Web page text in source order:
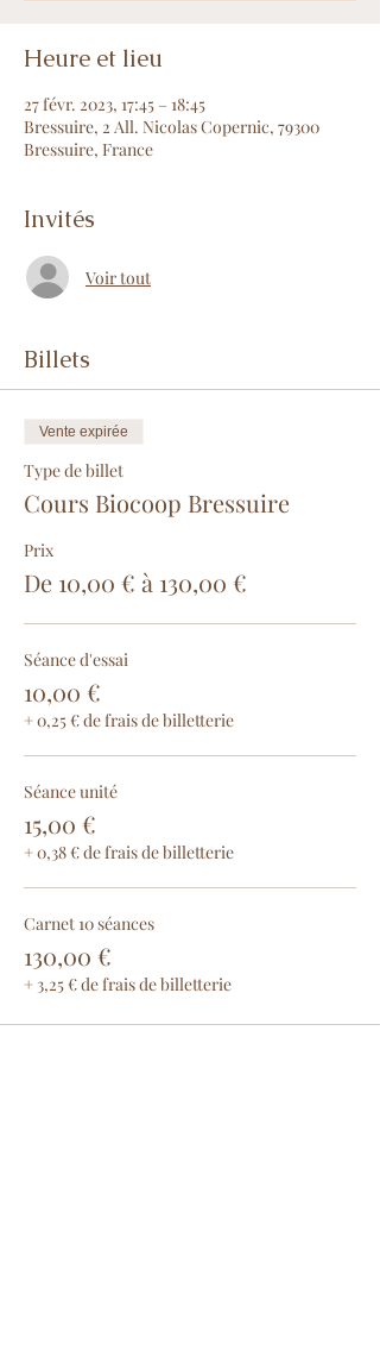
Heure et lieu
27 févr. 2023, 17:45 – 18:45
Bressuire, 2 All. Nicolas Copernic, 79300
Bressuire, France
Invités
Voir tout
Billets
Vente expirée
Type de billet
Cours Biocoop Bressuire
Prix
De 10,00 € à 130,00 €
Séance d'essai
10,00 €
+ 0,25 € de frais de billetterie
Séance unité
15,00 €
+ 0,38 € de frais de billetterie
Carnet 10 séances
130,00 €
+ 3,25 € de frais de billetterie